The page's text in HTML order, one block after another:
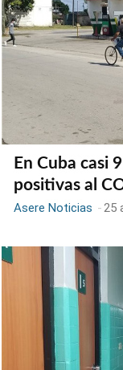
En Cuba casi
positivas al
Asere Noticias -25